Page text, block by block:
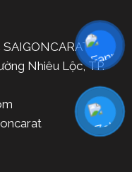
Nhiêu Lộc, TP.